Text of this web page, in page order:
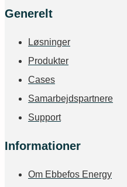
Generelt
Løsninger
Produkter
Cases
Samarbejdspartnere
Support
Informationer
Om Ebbefos Energy